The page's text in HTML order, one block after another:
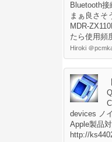
Bluetooth接
まぁ良さそ
MDR-
たら使用頻
Hiroki ＠
devices ノ
Apple製品
http://